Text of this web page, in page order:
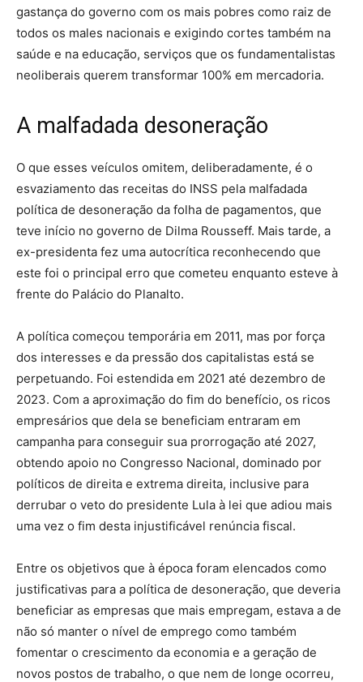
gastança do governo com os mais pobres como raiz de
todos os males nacionais e exigindo cortes também na
saúde e na educação, serviços que os fundamentalistas
neoliberais querem transformar 100% em mercadoria.
A malfadada desoneração
O que esses veículos omitem, deliberadamente, é o
esvaziamento das receitas do INSS pela malfadada
política de desoneração da folha de pagamentos, que
teve início no governo de Dilma Rousseff. Mais tarde, a
ex-presidenta fez uma autocrítica reconhecendo que
este foi o principal erro que cometeu enquanto esteve à
frente do Palácio do Planalto.
A política começou temporária em 2011, mas por força
dos interesses e da pressão dos capitalistas está se
perpetuando. Foi estendida em 2021 até dezembro de
2023. Com a aproximação do fim do benefício, os ricos
empresários que dela se beneficiam entraram em
campanha para conseguir sua prorrogação até 2027,
obtendo apoio no Congresso Nacional, dominado por
políticos de direita e extrema direita, inclusive para
derrubar o veto do presidente Lula à lei que adiou mais
uma vez o fim desta injustificável renúncia fiscal.
Entre os objetivos que à época foram elencados como
justificativas para a política de desoneração, que deveria
beneficiar as empresas que mais empregam, estava a de
não só manter o nível de emprego como também
fomentar o crescimento da economia e a geração de
novos postos de trabalho, o que nem de longe ocorreu,